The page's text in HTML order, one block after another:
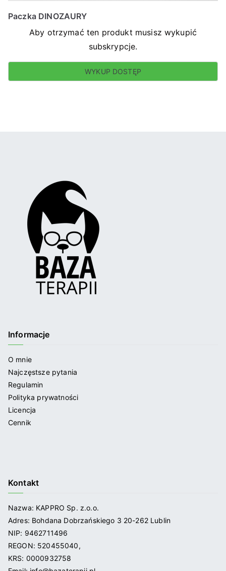
Paczka DINOZAURY
Aby otrzymać ten produkt musisz wykupić
subskrypcje.
WYKUP DOSTĘP
Informacje
O mnie
Najczęstsze pytania
Regulamin
Polityka prywatności
Licencja
Cennik
Kontakt
Nazwa: KAPPRO Sp. z.o.o.
Adres: Bohdana Dobrzańskiego 3 20-262 Lublin
NIP: 9462711496
REGON: 520455040,
KRS: 0000932758